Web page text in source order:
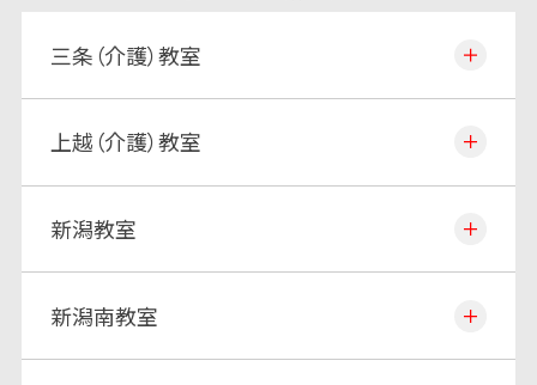
三条（介護）教室
上越（介護）教室
新潟教室
新潟南教室